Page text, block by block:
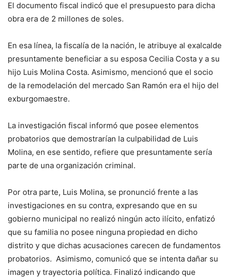
El documento fiscal indicó que el presupuesto para dicha
obra era de 2 millones de soles.
En esa línea, la fiscalía de la nación, le atribuye al exalcalde
presuntamente beneficiar a su esposa Cecilia Costa y a su
hijo Luis Molina Costa. Asimismo, mencionó que el socio
de la remodelación del mercado San Ramón era el hijo del
exburgomaestre.
La investigación fiscal informó que posee elementos
probatorios que demostrarían la culpabilidad de Luis
Molina, en ese sentido, refiere que presuntamente sería
parte de una organización criminal.
Por otra parte, Luis Molina, se pronunció frente a las
investigaciones en su contra, expresando que en su
gobierno municipal no realizó ningún acto ilícito, enfatizó
que su familia no posee ninguna propiedad en dicho
distrito y que dichas acusaciones carecen de fundamentos
probatorios. Asimismo, comunicó que se intenta dañar su
imagen y trayectoria política. Finalizó indicando que